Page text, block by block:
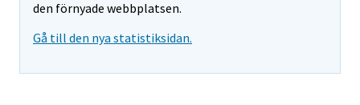
den förnyade webbplatsen.
Gå till den nya statistiksidan.